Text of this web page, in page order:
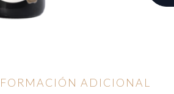
ADICIONAL